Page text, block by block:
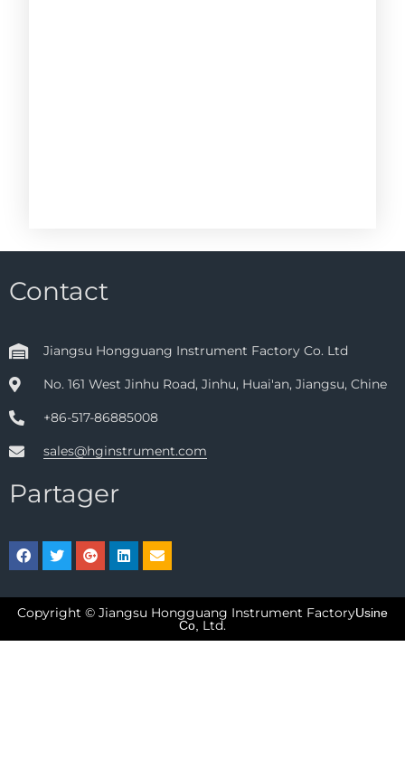
Contact
Jiangsu Hongguang Instrument Factory Co. Ltd
No. 161 West Jinhu Road, Jinhu, Huai'an, Jiangsu, Chine
+86-517-86885008
sales@hginstrument.com
Partager
Copyright © Jiangsu Hongguang Instrument FactoryUsine
Co, Ltd.